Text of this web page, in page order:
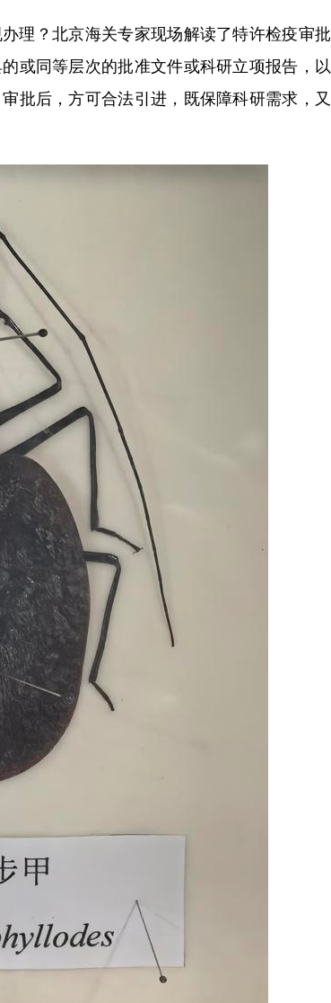
？北京海关专家现场解读了特许检疫审批
或同等层次的批准文件或科研立项报告，以
批后，方可合法引进，既保障科研需求，又